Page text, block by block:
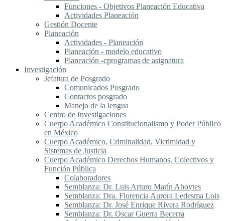
Funciones - Objetivos Planeación Educativa
Actividades Planeación
Gestión Docente
Planeación
Actividades - Planeación
Planeación - modelo educativo
Planeación -cprogramas de asignatura
Investigación
Jefatura de Posgrado
Comunicados Posgrado
Contactos posgrado
Manejo de la lengua
Centro de Investigaciones
Cuerpo Académico Constitucionalismo y Poder Público
en México
Cuerpo Académico, Criminalidad, Victimidad y
Sistemas de Justicia
Cuerpo Académico Derechos Humanos, Colectivos y
Función Pública
Colaboradores
Semblanza: Dr. Luis Arturo Marín Aboytes
Semblanza: Dra. Florencia Aurora Ledesma Lois
Semblanza: Dr. José Enrique Rivera Rodríguez
Semblanza: Dr. Oscar Guerra Becerra